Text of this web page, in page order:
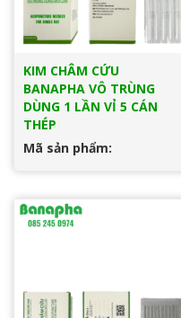
KIM CHÂM CỨU
BANAPHA VÔ TRÙNG
DÙNG 1 LẦN VỈ 5 CÁN
THÉP
Mã sản phẩm: